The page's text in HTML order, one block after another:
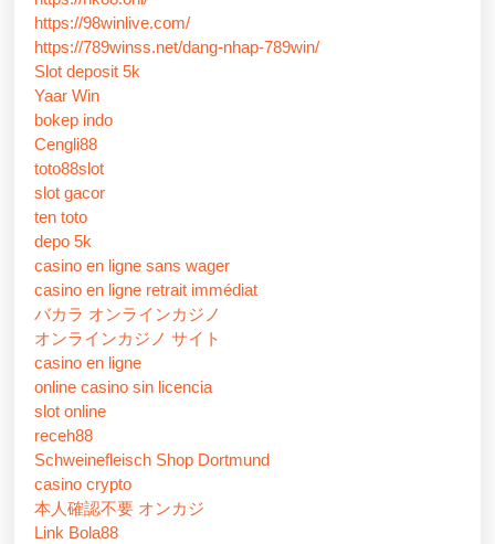
https://98winlive.com/
https://789winss.net/dang-nhap-789win/
Slot deposit 5k
Yaar Win
bokep indo
Cengli88
toto88slot
slot gacor
ten toto
depo 5k
casino en ligne sans wager
casino en ligne retrait immédiat
バカラ オンラインカジノ
オンラインカジノ サイト
casino en ligne
online casino sin licencia
slot online
receh88
Schweinefleisch Shop Dortmund
casino crypto
本人確認不要 オンカジ
Link Bola88